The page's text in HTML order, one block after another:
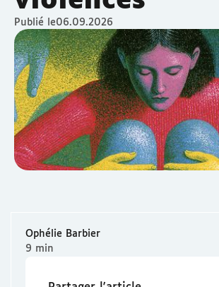
Publié le06.09.2026
Ophélie Barbier
9 min